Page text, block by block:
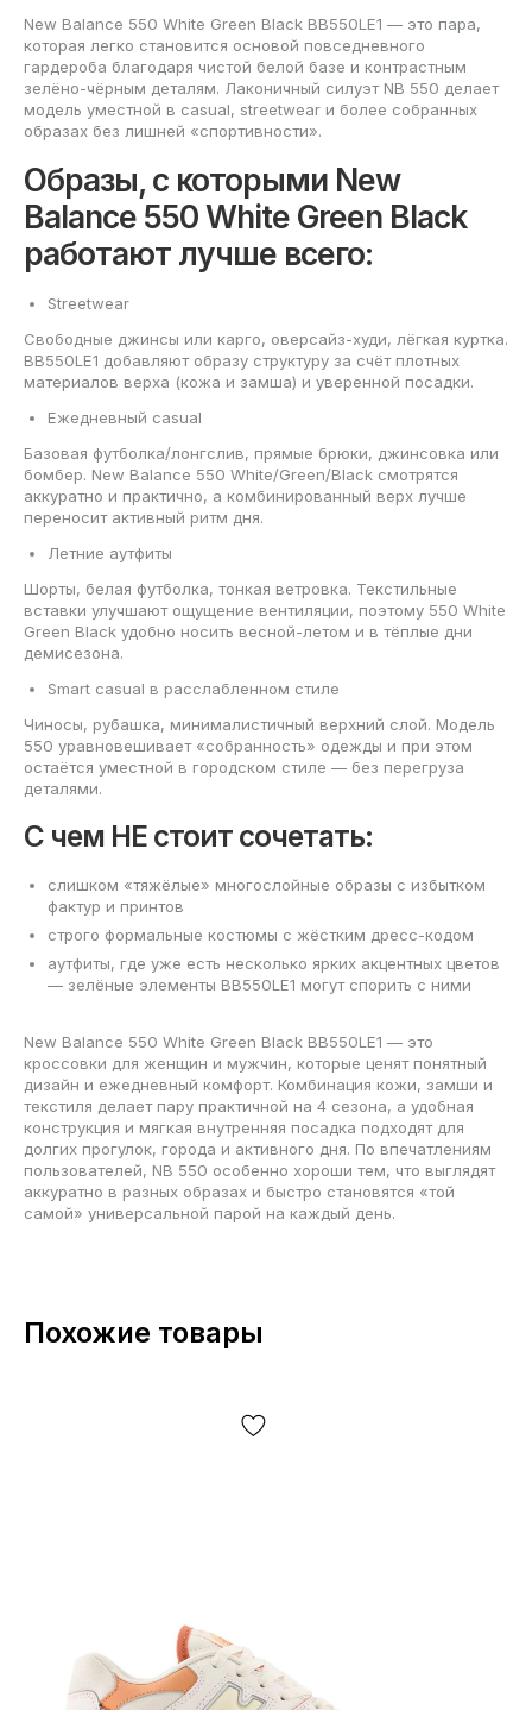
New Balance 550 White Green Black BB550LE1 — это пара,
которая легко становится основой повседневного
гардероба благодаря чистой белой базе и контрастным
зелёно-чёрным деталям. Лаконичный силуэт NB 550 делает
модель уместной в casual, streetwear и более собранных
образах без лишней «спортивности».
Образы, с которыми New
Balance 550 White Green Black
работают лучше всего:
Streetwear
Свободные джинсы или карго, оверсайз-худи, лёгкая куртка.
BB550LE1 добавляют образу структуру за счёт плотных
материалов верха (кожа и замша) и уверенной посадки.
Ежедневный casual
Базовая футболка/лонгслив, прямые брюки, джинсовка или
бомбер. New Balance 550 White/Green/Black смотрятся
аккуратно и практично, а комбинированный верх лучше
переносит активный ритм дня.
Летние аутфиты
Шорты, белая футболка, тонкая ветровка. Текстильные
вставки улучшают ощущение вентиляции, поэтому 550 White
Green Black удобно носить весной-летом и в тёплые дни
демисезона.
Smart casual в расслабленном стиле
Чиносы, рубашка, минималистичный верхний слой. Модель
550 уравновешивает «собранность» одежды и при этом
остаётся уместной в городском стиле — без перегруза
деталями.
С чем НЕ стоит сочетать:
слишком «тяжёлые» многослойные образы с избытком
фактур и принтов
строго формальные костюмы с жёстким дресс-кодом
аутфиты, где уже есть несколько ярких акцентных цветов
— зелёные элементы BB550LE1 могут спорить с ними
New Balance 550 White Green Black BB550LE1 — это
кроссовки для женщин и мужчин, которые ценят понятный
дизайн и ежедневный комфорт. Комбинация кожи, замши и
текстиля делает пару практичной на 4 сезона, а удобная
конструкция и мягкая внутренняя посадка подходят для
долгих прогулок, города и активного дня. По впечатлениям
пользователей, NB 550 особенно хороши тем, что выглядят
аккуратно в разных образах и быстро становятся «той
самой» универсальной парой на каждый день.
Похожие товары